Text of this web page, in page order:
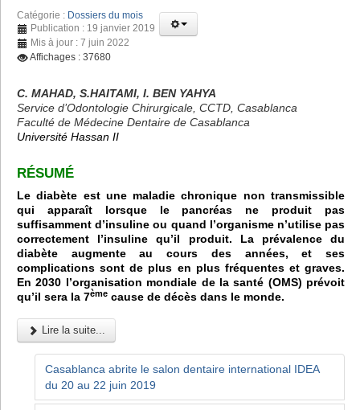
Catégorie : Dossiers du mois
Publication : 19 janvier 2019
Mis à jour : 7 juin 2022
Affichages : 37680
C. MAHAD, S.HAITAMI, I. BEN YAHYA
Service d’Odontologie Chirurgicale, CCTD, Casablanca
Faculté de Médecine Dentaire de Casablanca
Université Hassan II
RÉSUMÉ
Le diabète est une maladie chronique non transmissible
qui apparaît lorsque le pancréas ne produit pas
suffisamment d’insuline ou quand l’organisme n’utilise pas
correctement l’insuline qu’il produit. La prévalence du
diabète augmente au cours des années, et ses
complications sont de plus en plus fréquentes et graves.
En 2030 l’organisation mondiale de la santé (OMS) prévoit
qu’il sera la 7ème cause de décès dans le monde.
Lire la suite...
Casablanca abrite le salon dentaire international IDEA
du 20 au 22 juin 2019